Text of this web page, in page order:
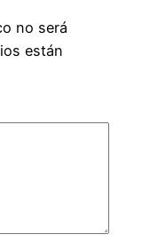
no será
están